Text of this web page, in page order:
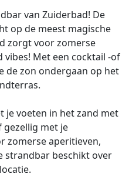
van Zuiderbad! De
op de meest magische
zorgt voor zomerse
Met een cocktail -of
de zon ondergaan op het
je voeten in het zand met
gezellig met je
zomerse aperitieven,
strandbar beschikt over